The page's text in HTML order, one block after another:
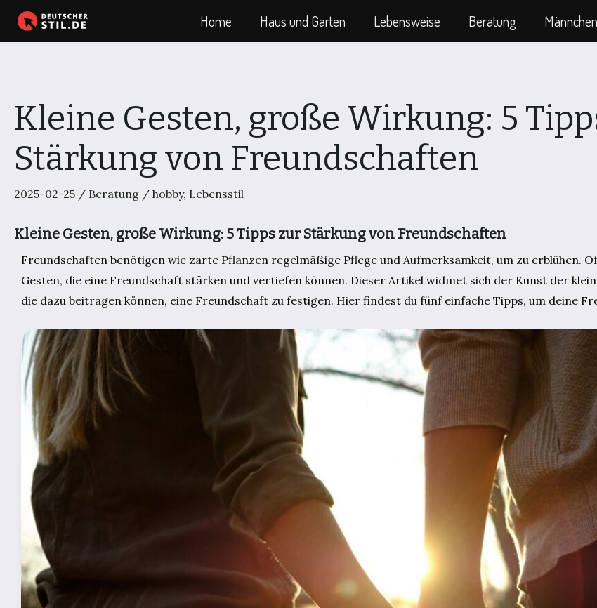
Zum
Inhalt
Home Haus und Garten Lebensweise Beratung Männchen
Kleine Gesten, große Wirkung: 5
Stärkung von Freundschaften
2025-02-25 / Beratung / hobby, Lebensstil
Kleine Gesten, große Wirkung: 5 Tipps zur Stärkung von Freundschaften
Freundschaften benötigen wie zarte Pflanzen regelmäßige Pflege und Aufmerksamkeit, um zu erblühen.
Gesten, die eine Freundschaft stärken und vertiefen können. Dieser Artikel widmet sich der Kunst der
die dazu beitragen können, eine Freundschaft zu festigen. Hier findest du fünf einfache Tipps, um deine